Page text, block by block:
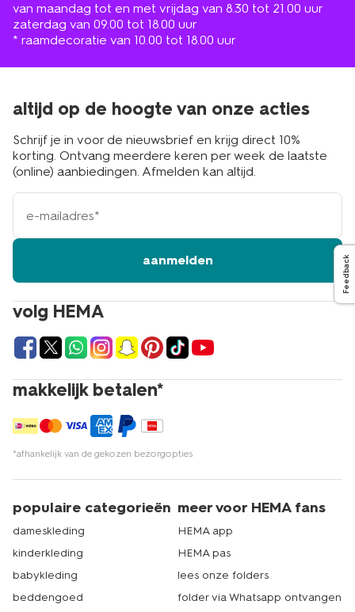
van maandag tot en met vrijdag van 8.30 tot 21.00 uur
zaterdag van 09.00 tot 18.00 uur
* raamdecoratie van 10.00 tot 18.00 uur
volg HEMA
makkelijk betalen*
*afhankelijk van de gekozen bezorgopties
altijd op de hoogte van onze acties
Schrijf je in voor de nieuwsbrief en krijg direct 10%
korting. Ontvang meerdere keren per week de laatste
(online) aanbiedingen. Afmelden kan altijd.
e-
mailadres
aanmelden
populaire categorieën
dameskleding
kinderkleding
babykleding
beddengoed
meer voor HEMA fans
HEMA app
HEMA pas
lees onze folders
folder via Whatsapp ontvangen
Feedback